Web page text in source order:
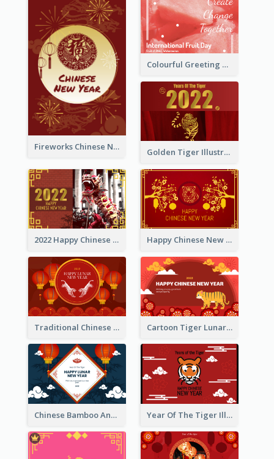
Fireworks Chinese New Year Greeting Card
Colourful Greeting Card For International Fruit Day 2021
Golden Tiger Illustration Chinese New Year Greeting Card
2022 Happy Chinese New Year Greeting Card With Photo Happy Chinese New Year Greeting Card With Chinese Tree Illustration
Traditional Chinese New Year Celebration Greeting Card Cartoon Tiger Lunar New Year Greeting Card
Chinese Bamboo And Lanterns New Year Greeting Card Year Of The Tiger Illustration Chinese New Year Greeting Card